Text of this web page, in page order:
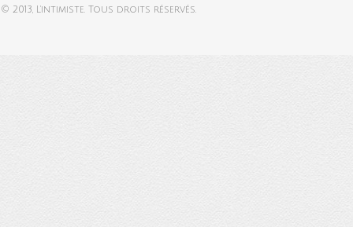
© 2013, L'intimiste. Tous droits réservés.